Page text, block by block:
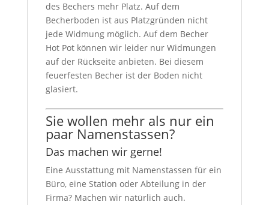
des Bechers mehr Platz. Auf dem
Becherboden ist aus Platzgründen nicht
jede Widmung möglich. Auf dem Becher
Hot Pot können wir leider nur Widmungen
auf der Rückseite anbieten. Bei diesem
feuerfesten Becher ist der Boden nicht
glasiert.
Sie wollen mehr als nur ein
paar Namenstassen?
Das machen wir gerne!
Eine Ausstattung mit Namenstassen für ein
Büro, eine Station oder Abteilung in der
Firma? Machen wir natürlich auch.